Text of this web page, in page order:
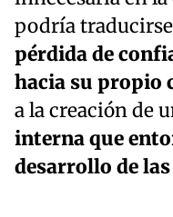
podría
pérdida de
hacia su propio
a la creación de
interna que
desarrollo de